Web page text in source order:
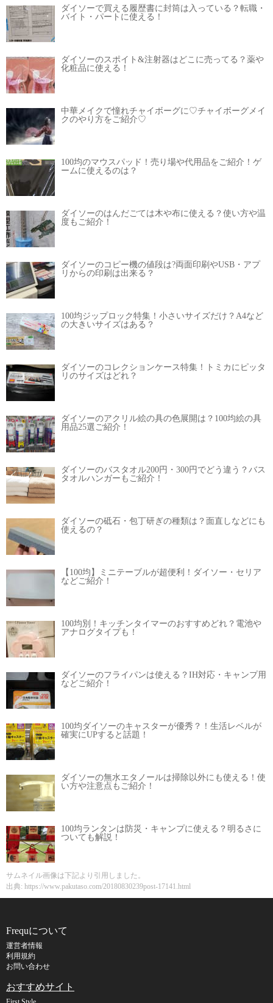
ダイソーで買える履歴書に封筒は入っている？転職・
バイト・パートに使える！
ダイソーのスポイト&注射器はどこに売ってる？薬や
化粧品に使える！
中華メイクで憧れチャイボーグに♡チャイボーグメイ
クのやり方をご紹介♡
100均のマウスパッド！売り場や代用品をご紹介！ゲ
ームに使えるのは？
ダイソーのはんだごては木や布に使える？使い方や温
度もご紹介！
ダイソーのコピー機の値段は?両面印刷やUSB・アプ
リからの印刷は出来る？
100均ジップロック特集！小さいサイズだけ？A4など
の大きいサイズはある？
ダイソーのコレクションケース特集！トミカにピッタ
リのサイズはどれ？
ダイソーのアクリル絵の具の色展開は？100均絵の具
用品25選ご紹介！
ダイソーのバスタオル200円・300円でどう違う？バス
タオルハンガーもご紹介！
ダイソーの砥石・包丁研ぎの種類は？面直しなどにも
使えるの？
【100均】ミニテーブルが超便利！ダイソー・セリア
などご紹介！
100均別！キッチンタイマーのおすすめどれ？電池や
アナログタイプも！
ダイソーのフライパンは使える？IH対応・キャンプ用
などご紹介！
100均ダイソーのキャスターが優秀？！生活レベルが
確実にUPすると話題！
ダイソーの無水エタノールは掃除以外にも使える！使
い方や注意点もご紹介！
100均ランタンは防災・キャンプに使える？明るさに
ついても解説！
サムネイル画像は下記より引用しました。
出典: https://www.pakutaso.com/20180830239post-17141.html
Frequについて
運営者情報
利用規約
お問い合わせ
おすすめサイト